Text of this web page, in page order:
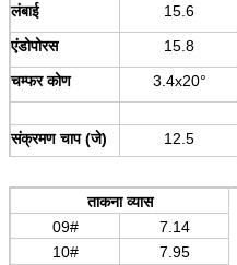
लंबाई
15.6
एंडोपोरस
15.8
चम्फर कोण
3.4x20°
संक्रमण चाप (जे) 12.5
09#—20#,22#
ताकना व्यास
09#
7.14
10#
7.95